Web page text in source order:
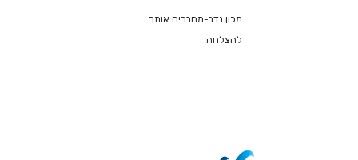
מכון נדב-מחברים אותך
להצלחה